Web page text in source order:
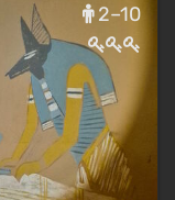
2–10